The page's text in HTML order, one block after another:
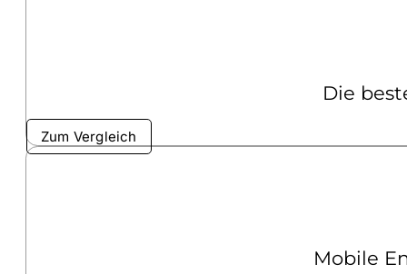
Die
Zum Vergleich
Mobile